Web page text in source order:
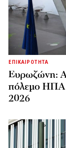
ΕΠΙΚΑΙΡΟΤΗΤΑ
Ευρωζώνη:
πόλεμο ΗΠΑ
2026